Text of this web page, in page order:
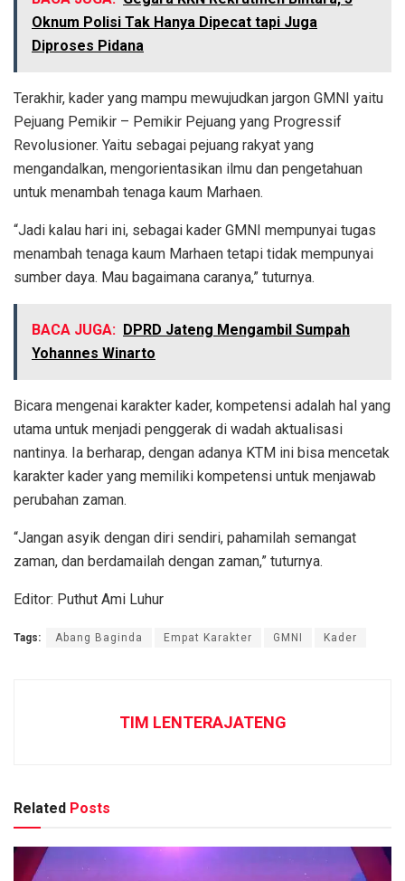
Oknum Polisi Tak Hanya Dipecat tapi Juga
Diproses Pidana
Terakhir, kader yang mampu mewujudkan jargon GMNI yaitu
Pejuang Pemikir – Pemikir Pejuang yang Progressif
Revolusioner. Yaitu sebagai pejuang rakyat yang
mengandalkan, mengorientasikan ilmu dan pengetahuan
untuk menambah tenaga kaum Marhaen.
“Jadi kalau hari ini, sebagai kader GMNI mempunyai tugas
menambah tenaga kaum Marhaen tetapi tidak mempunyai
sumber daya. Mau bagaimana caranya,” tuturnya.
BACA JUGA: DPRD Jateng Mengambil Sumpah
Yohannes Winarto
Bicara mengenai karakter kader, kompetensi adalah hal yang
utama untuk menjadi penggerak di wadah aktualisasi
nantinya. Ia berharap, dengan adanya KTM ini bisa mencetak
karakter kader yang memiliki kompetensi untuk menjawab
perubahan zaman.
“Jangan asyik dengan diri sendiri, pahamilah semangat
zaman, dan berdamailah dengan zaman,” tuturnya.
Editor: Puthut Ami Luhur
Tags: Abang Baginda Empat Karakter GMNI Kader
TIM LENTERAJATENG
Related Posts